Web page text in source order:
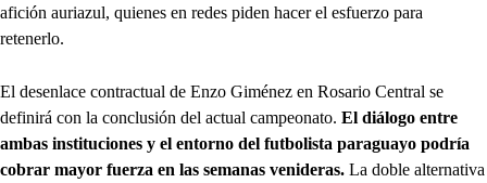
afición auriazul, quienes en redes piden hacer el esfuerzo para
retenerlo.
El desenlace contractual de Enzo Giménez en Rosario Central se
definirá con la conclusión del actual campeonato. El diálogo entre
ambas instituciones y el entorno del futbolista paraguayo podría
cobrar mayor fuerza en las semanas venideras. La doble alternativa